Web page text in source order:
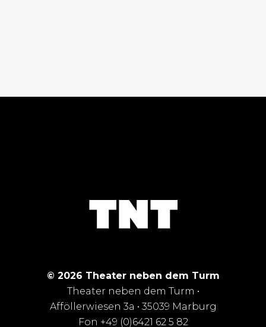
© 2026 Theater neben dem Turm
Theater neben dem Turm •
Afföllerwiesen 3a • 35039 Marburg
Fon +49 (0)6421 62 5 82